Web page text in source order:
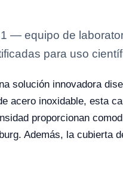
— equipo de
para uso
solución innovadora
acero inoxidable, esta
proporcionan
Además, la cubierta